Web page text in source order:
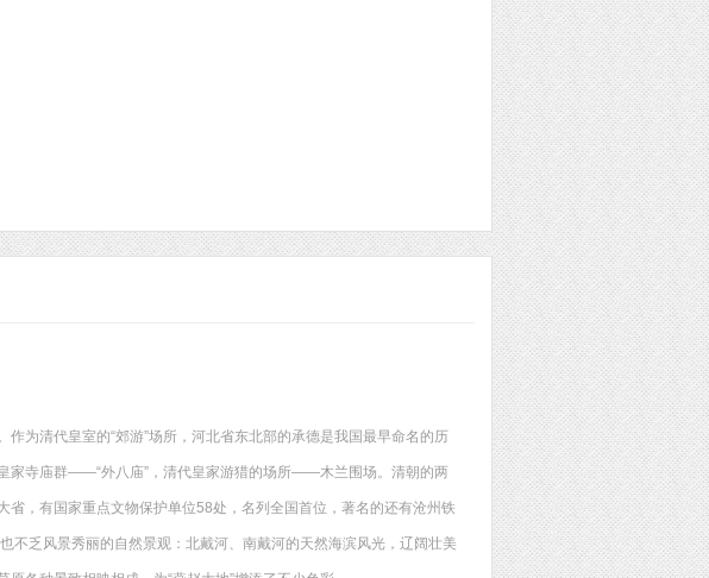
为清代皇室的“郊游”场所，河北省东北部的承德是我国最早命名的历
家寺庙群——“外八庙”，清代皇家游猎的场所——木兰围场。清朝的两
，有国家重点文物保护单位58处，名列全国首位，著名的还有沧州铁
不乏风景秀丽的自然景观：北戴河、南戴河的天然海滨风光，辽阔壮美